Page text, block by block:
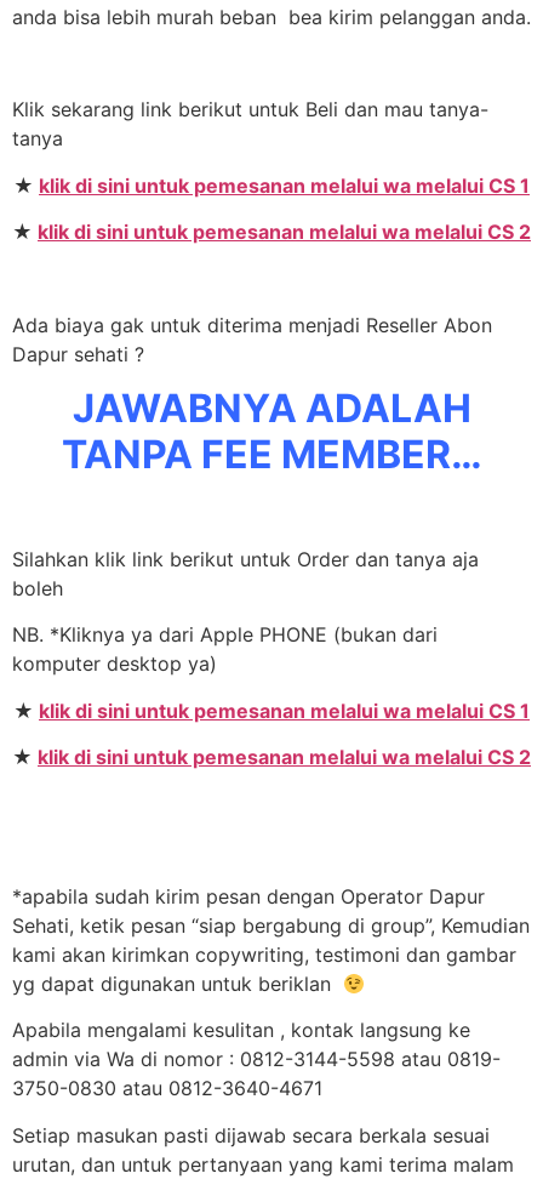
anda bisa lebih murah beban bea kirim pelanggan anda.
Klik sekarang link berikut untuk Beli dan mau tanya-
tanya
★ klik di sini untuk pemesanan melalui wa melalui CS 1
★ klik di sini untuk pemesanan melalui wa melalui CS 2
Ada biaya gak untuk diterima menjadi Reseller Abon
Dapur sehati ?
JAWABNYA ADALAH
TANPA FEE MEMBER…
Silahkan klik link berikut untuk Order dan tanya aja
boleh
NB. *Kliknya ya dari Apple PHONE (bukan dari
komputer desktop ya)
★ klik di sini untuk pemesanan melalui wa melalui CS 1
★ klik di sini untuk pemesanan melalui wa melalui CS 2
*apabila sudah kirim pesan dengan Operator Dapur
Sehati, ketik pesan “siap bergabung di group”, Kemudian
kami akan kirimkan copywriting, testimoni dan gambar
yg dapat digunakan untuk beriklan
Apabila mengalami kesulitan , kontak langsung ke
admin via Wa di nomor : 0812-3144-5598 atau 0819-
3750-0830 atau 0812-3640-4671
Setiap masukan pasti dijawab secara berkala sesuai
urutan, dan untuk pertanyaan yang kami terima malam